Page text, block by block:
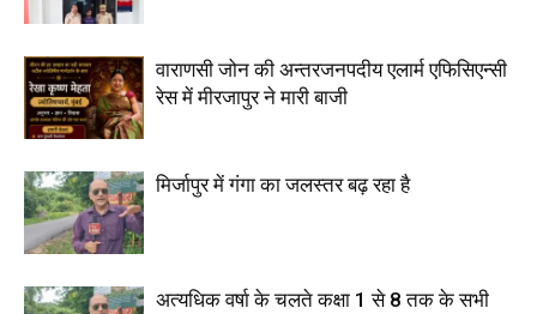
वाराणसी जोन की अन्तरजनपदीय एलार्म एफिसिएन्सी
रेस में मीरजापुर ने मारी बाजी
मिर्जापुर में गंगा का जलस्तर बढ़ रहा है
अत्यधिक वर्षा के चलते कक्षा 1 से 8 तक के सभी